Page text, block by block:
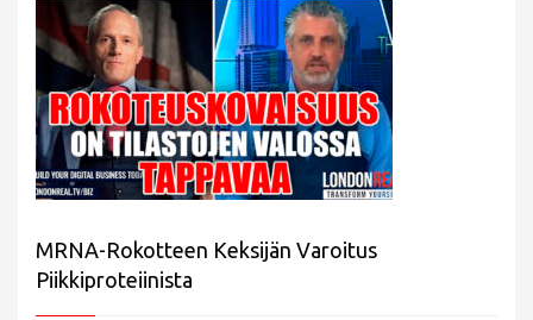
MRNA-Rokotteen Keksijän Varoitus
Piikkiproteiinista